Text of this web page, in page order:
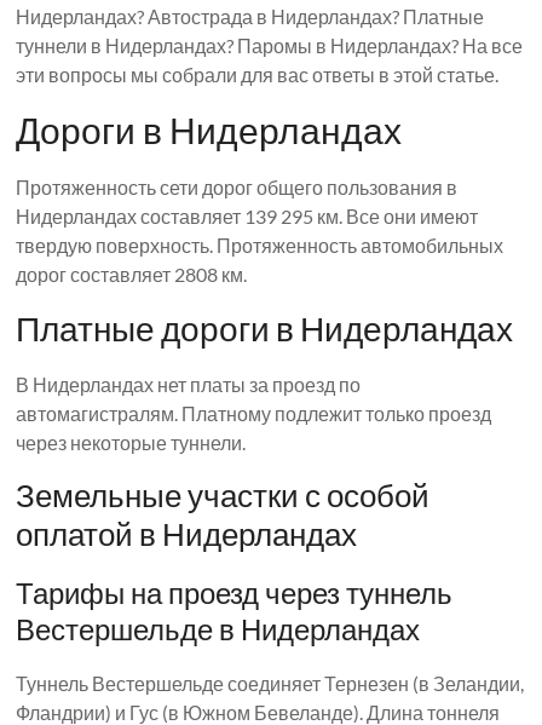
Нидерландах? Автострада в Нидерландах? Платные
туннели в Нидерландах? Паромы в Нидерландах? На все
эти вопросы мы собрали для вас ответы в этой статье.
Дороги в Нидерландах
Протяженность сети дорог общего пользования в
Нидерландах составляет 139 295 км. Все они имеют
твердую поверхность. Протяженность автомобильных
дорог составляет 2808 км.
Платные дороги в Нидерландах
В Нидерландах нет платы за проезд по
автомагистралям. Платному подлежит только проезд
через некоторые туннели.
Земельные участки с особой
оплатой в Нидерландах
Тарифы на проезд через туннель
Вестершельде в Нидерландах
Туннель Вестершельде соединяет Тернезен (в Зеландии,
Фландрии) и Гус (в Южном Бевеланде). Длина тоннеля